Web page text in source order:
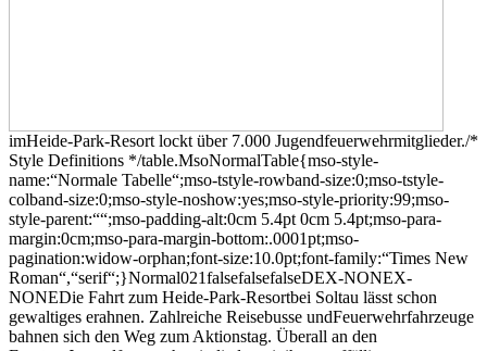
imHeide-Park-Resort lockt über 7.000 Jugendfeuerwehrmitglieder./*
Style Definitions */table.MsoNormalTable{mso-style-
name:“Normale Tabelle“;mso-tstyle-rowband-size:0;mso-tstyle-
colband-size:0;mso-style-noshow:yes;mso-style-priority:99;mso-
style-parent:““;mso-padding-alt:0cm 5.4pt 0cm 5.4pt;mso-para-
margin:0cm;mso-para-margin-bottom:.0001pt;mso-
pagination:widow-orphan;font-size:10.0pt;font-family:“Times New
Roman“,“serif“;}Normal021falsefalsefalseDEX-NONEX-
NONEDie Fahrt zum Heide-Park-Resortbei Soltau lässt schon
gewaltiges erahnen. Zahlreiche Reisebusse undFeuerwehrfahrzeuge
bahnen sich den Weg zum Aktionstag. Überall an den